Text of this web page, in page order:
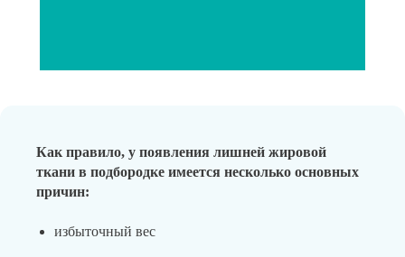
Как правило, у появления лишней жировой
ткани в подбородке имеется несколько основных
причин:
избыточный вес